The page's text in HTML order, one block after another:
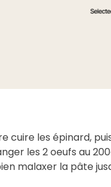
cuire les épinard,
les 2 oeufs au
malaxer la pâte